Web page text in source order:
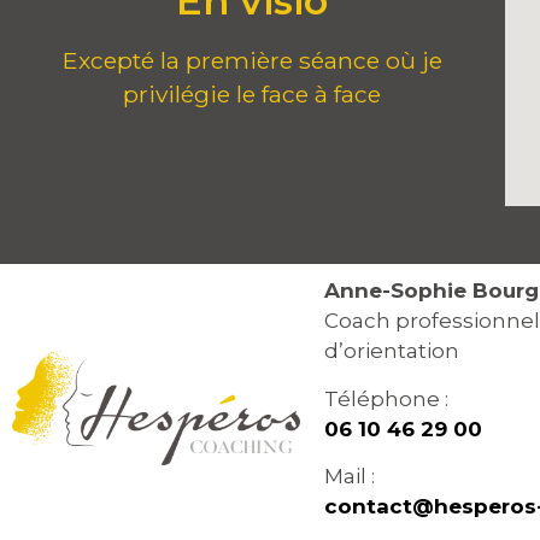
Excepté la première séance où je
privilégie le face à face
Anne-Sophie
Coach
d’orientation
Téléphone :
06 10 46 29 00
Mail :